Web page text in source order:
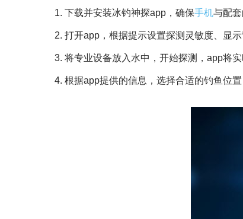
1. 下载并安装冰钓神探app，确保手机与配套
2. 打开app，根据提示设置探测灵敏度、显示
3. 将专业设备放入水中，开始探测，app将实
4. 根据app提供的信息，选择合适的钓鱼位置